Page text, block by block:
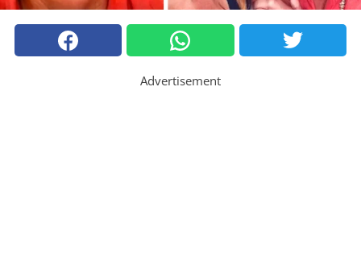
Advertisement